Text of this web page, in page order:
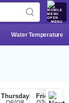
MENU
Water Temperature
Thursday Friday